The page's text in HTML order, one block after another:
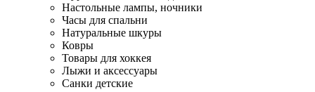
Настольные лампы, ночники
Часы для спальни
Натуральные шкуры
Ковры
Товары для хоккея
Лыжи и аксессуары
Санки детские